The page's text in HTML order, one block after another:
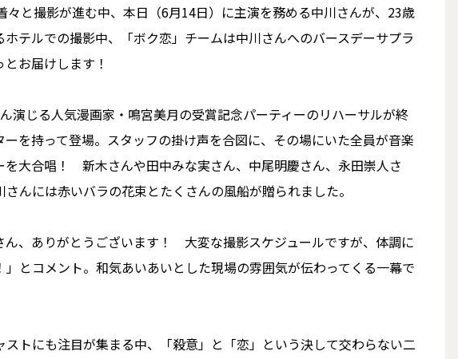
と撮影が進む中、本日（6月14日）に主演を務める中川さんが、23歳
テルでの撮影中、「ボク恋」チームは中川さんへのバースデーサプラ
お届けします！
演じる人気漫画家・鳴宮美月の受賞記念パーティーのリハーサルが終
を持って登場。スタッフの掛け声を合図に、その場にいた全員が音楽
を大合唱！ 新木さんや田中みな実さん、中尾明慶さん、永田崇人さ
んには赤いバラの花束とたくさんの風船が贈られました。
、ありがとうございます！ 大変な撮影スケジュールですが、体調に
とコメント。和気あいあいとした現場の雰囲気が伝わってくる一幕で
トにも注目が集まる中、「殺意」と「恋」という決して交わらない二